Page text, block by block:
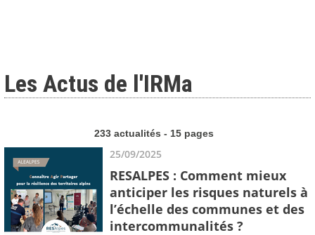
Les Actus de l'IRMa
233 actualités - 15 pages
25/09/2025
RESALPES : Comment mieux
anticiper les risques naturels à
l’échelle des communes et des
intercommunalités ?